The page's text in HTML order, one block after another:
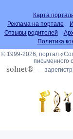
Карта
Реклама на портале
Отзывы родителей
Политика
© 1999-2026, портал
письменного
solnet® —